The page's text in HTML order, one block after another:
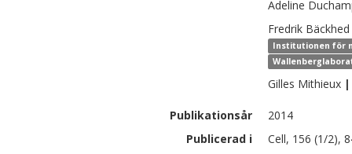
Adeline
Fredrik Bäckhed
Institutionen för
Gilles Mithieux |
Publikationsår
2014
Publicerad i
Cell, 156 (1/2),